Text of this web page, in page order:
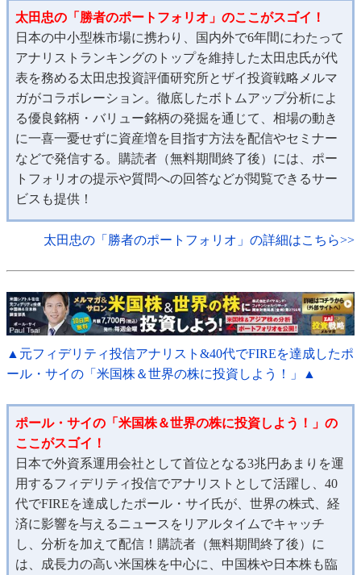
太田忠の「勝者のポートフォリオ」のここがスゴイ！
日本の中小型株市場に携わり、国内外で6年間にわたって
アナリストランキングのトップを維持した太田忠氏が代
表を務める太田忠投資評価研究所とザイ投資戦略メルマ
ガがコラボレーション。徹底したボトムアップ分析によ
る優良銘柄・バリュー銘柄の発掘を通じて、相場の動き
に一喜一憂せずに資産増を目指す方法を配信やセミナー
などで発信する。購読者（無料期間終了後）には、ポー
トフォリオの提示や質問への回答などが閲覧できるサー
ビスも提供！
太田忠の「勝者のポートフォリオ」の詳細はこちら>>
▲元フィデリティ投信アナリスト&40代でFIREを達成したポ
ール・サイの「米国株＆世界の株に投資しよう！」▲
ポール・サイの「米国株＆世界の株に投資しよう！」の
ここがスゴイ！
日本で外資系運用会社として首位となる3兆円あまりを運
用するフィデリティ投信でアナリストとして活躍し、40
代でFIREを達成したポール・サイ氏が、世界の株式、経
済に影響を与えるニュースをリアルタイムでキャッチ
し、分析を加えて配信！購読者（無料期間終了後）に
は、成長力の高い米国株を中心に、中国株や日本株も臨